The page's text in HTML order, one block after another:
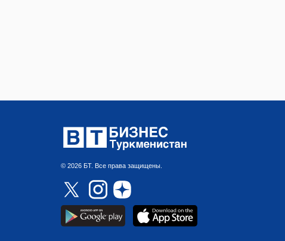
© 2026 БТ. Все права защищены.